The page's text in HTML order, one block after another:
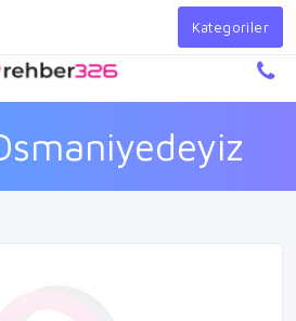
Giriş Yap
Kategoriler